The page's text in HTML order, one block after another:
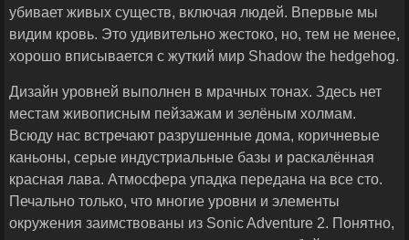
убивает живых существ, включая людей. Впервые мы
видим кровь. Это удивительно жестоко, но, тем не менее,
хорошо вписывается с жуткий мир Shadow the hedgehog.
Дизайн уровней выполнен в мрачных тонах. Здесь нет
местам живописным пейзажам и зелёным холмам.
Всюду нас встречают разрушенные дома, коричневые
каньоны, серые индустриальные базы и раскалённая
красная лава. Атмосфера упадка передана на все сто.
Печально только, что многие уровни и элементы
окружения заимствованы из Sonic Adventure 2. Понятно,